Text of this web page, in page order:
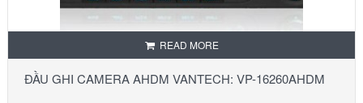
READ MORE
ĐẦU GHI CAMERA AHDM VANTECH: VP-16260AHDM